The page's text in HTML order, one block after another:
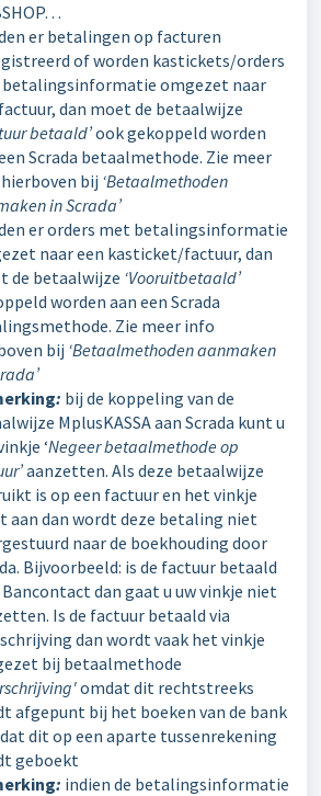
er betalingen op facturen
of worden kastickets/orders
omgezet naar
dan moet de betaalwijze
betaald’ook gekoppeld worden
Scrada betaalmethode. Zie meer
bij ‘Betaalmethoden
in Scrada’
er orders met betalingsinformatie
naar een kasticket/factuur, dan
de betaalwijze ‘Vooruitbetaald’
worden aan een Scrada
Zie meer info
bij ‘Betaalmethoden aanmaken
: bij de koppeling van de
MplusKASSA aan Scrada kunt u
‘Negeer betaalmethode op
aanzetten. Als deze betaalwijze
is op een factuur en het vinkje
aan dan wordt deze betaling niet
naar de boekhouding door
Bijvoorbeeld: is de factuur betaald
dan gaat u uw vinkje niet
Is de factuur betaald via
dan wordt vaak het vinkje
bij betaalmethode
omdat dit rechtstreeks
afgepunt bij het boeken van de bank
dat dit op een aparte tussenrekening
geboekt
: indien de betalingsinformatie